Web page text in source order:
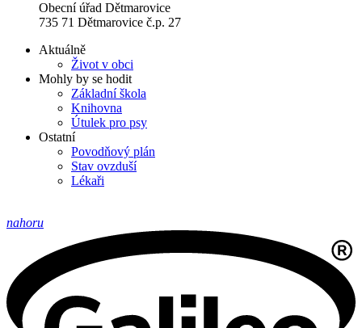
Obecní úřad Dětmarovice
735 71 Dětmarovice č.p. 27
Aktuálně
Život v obci
Mohly by se hodit
Základní škola
Knihovna
Útulek pro psy
Ostatní
Povodňový plán
Stav ovzduší
Lékaři
nahoru